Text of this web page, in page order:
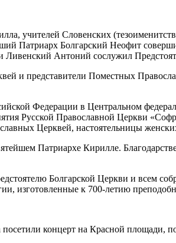
учителей Словенских
Патриарх Болгарский Неофит
Антоний сослужил
и представители Поместных
Федерации в Центральном
Русской Православной Церкви
Церквей, настоятельницы
Патриархе Кирилле.
Болгарской Церкви и всем
изготовленные к 700-летию
концерт на Красной площади,